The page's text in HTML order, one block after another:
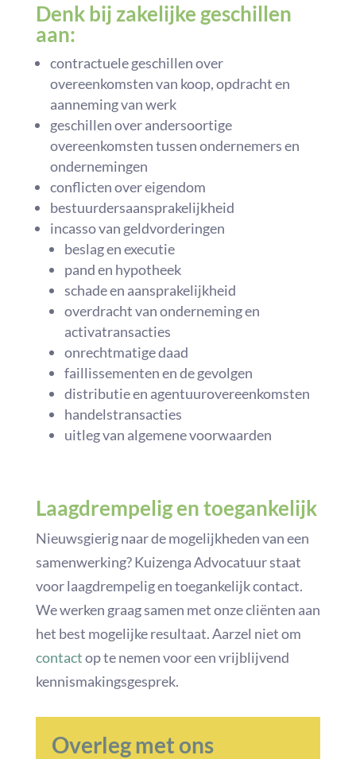
Denk bij zakelijke geschillen
aan:
contractuele geschillen over
overeenkomsten van koop, opdracht en
aanneming van werk
geschillen over andersoortige
overeenkomsten tussen ondernemers en
ondernemingen
conflicten over eigendom
bestuurdersaansprakelijkheid
incasso van geldvorderingen
beslag en executie
pand en hypotheek
schade en aansprakelijkheid
overdracht van onderneming en
activatransacties
onrechtmatige daad
faillissementen en de gevolgen
distributie en agentuurovereenkomsten
handelstransacties
uitleg van algemene voorwaarden
Laagdrempelig en toegankelijk
Nieuwsgierig naar de mogelijkheden van een
samenwerking? Kuizenga Advocatuur staat
voor laagdrempelig en toegankelijk contact.
We werken graag samen met onze cliënten aan
het best mogelijke resultaat. Aarzel niet om
contactop te nemen voor een vrijblijvend
kennismakingsgesprek.
Overleg met ons